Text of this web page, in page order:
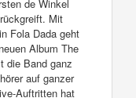
de Winkel
Mit
Fola Dada geht
Album The
die Band ganz
auf ganzer
Auftritten hat